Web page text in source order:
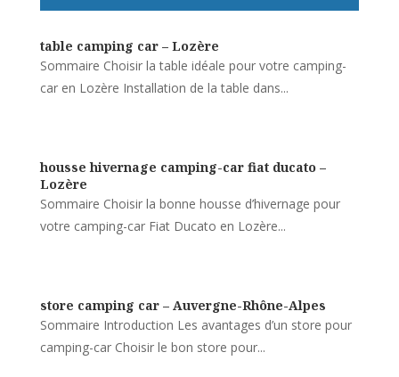
table camping car – Lozère
Sommaire Choisir la table idéale pour votre camping-
car en Lozère Installation de la table dans...
housse hivernage camping-car fiat ducato –
Lozère
Sommaire Choisir la bonne housse d’hivernage pour
votre camping-car Fiat Ducato en Lozère...
store camping car – Auvergne-Rhône-Alpes
Sommaire Introduction Les avantages d’un store pour
camping-car Choisir le bon store pour...